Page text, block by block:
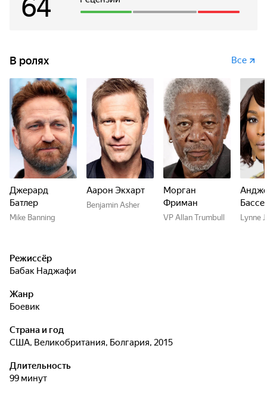
64
В ролях Все
Джерард
Батлер
Mike Banning
Аарон Экхарт
Benjamin Asher
Морган
Фриман
VP Allan Trumbull Lynne
Режиссёр
Бабак Наджафи
Жанр
боевик
Страна и год
США, Великобритания, Болгария, 2015
Длительность
99 минут